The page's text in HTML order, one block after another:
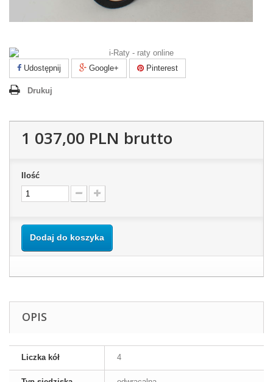
Udostępnij Google+ Pinterest
Drukuj
1 037,00 PLN brutto
Ilość
Dodaj do koszyka
OPIS
Liczka kół 4